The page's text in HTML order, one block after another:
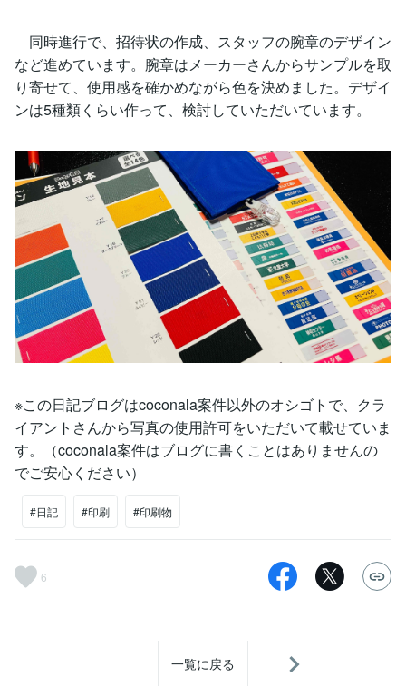
同時進行で、招待状の作成、スタッフの腕章のデザイン
など進めています。腕章はメーカーさんからサンプルを取
り寄せて、使用感を確かめながら色を決めました。デザイ
ンは5種類くらい作って、検討していただいています。
※この日記ブログはcoconala案件以外のオシゴトで、クラ
イアントさんから写真の使用許可をいただいて載せていま
す。（coconala案件はブログに書くことはありませんの
でご安心ください）
#日記 #印刷 #印刷物
6
一覧に戻る